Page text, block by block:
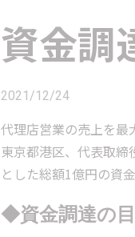
資金調
2021/12/24
代理店営業の売上を最
東京都港区、代表取締
とした総額1億円の資
◆資金調達の